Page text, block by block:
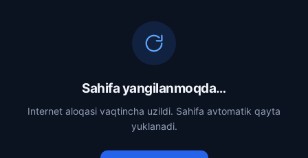
Sahifa yangilanmoqda…
Internet aloqasi vaqtincha uzildi. Sahifa avtomatik qayta
yuklanadi.